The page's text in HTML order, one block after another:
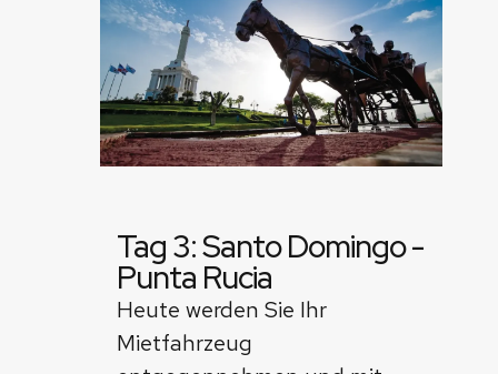
Tag 3: Santo Domingo -
Punta Rucia
Heute werden Sie Ihr
Mietfahrzeug